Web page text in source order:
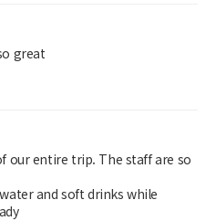
great
our entire trip. The staff are so
and soft drinks while